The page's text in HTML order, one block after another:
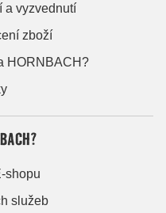
a vyzvednutí
zboží
HORNBACH?
shopu
služeb